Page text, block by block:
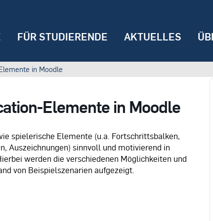
FÜR STUDIERENDE AKTUELLES
in Moodle
Elemente in Moodle
spielerische Elemente (u.a. Fortschrittsbalken,
Auszeichnungen) sinnvoll und motivierend in
werden die verschiedenen Möglichkeiten und
von Beispielszenarien aufgezeigt.